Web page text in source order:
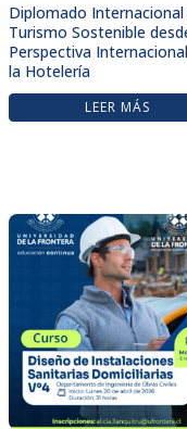
Diplomado Internacional
Turismo Sostenible
Perspectiva
la Hotelería
LEER MÁS